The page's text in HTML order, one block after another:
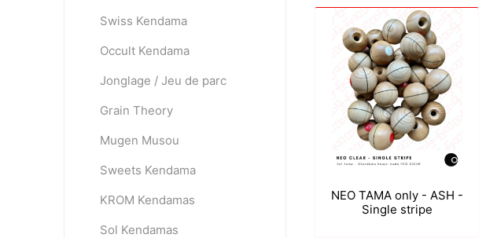
Duncan Toys Discraft - Freesbee V-CUBE
NEO TAMA only - ASH -
Single stripe
Swiss Kendama
Occult Kendama
Jonglage / Jeu de parc
Grain Theory
Mugen Musou
Sweets Kendama
KROM Kendamas
Sol Kendamas